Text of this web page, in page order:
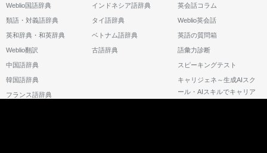
Weblio国語辞典
類語・対義語辞典
英和辞典・和英辞典
Weblio翻訳
中国語辞典
韓国語辞典
フランス語辞典
インドネシア語辞典
タイ語辞典
ベトナム語辞典
古語辞典
英会話コラム
Weblio英会話
英語の質問箱
語彙力診断
スピーキングテスト
キャリジェネ～生成AIスク
ール・AIスキルでキャリア